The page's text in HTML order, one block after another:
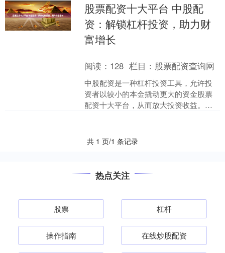
股票配资十大平台 中股配
资：解锁杠杆投资，助力财
富增长
阅读： 128 栏目： 股票配资查询网
中股配资是一种杠杆投资工具，允许投
资者以较小的本金撬动更大的资金股票
配资十大平台，从而放大投资收益。它
共 1 页/1 条记录
热点关注
股票 杠杆
操作指南 在线炒股配资